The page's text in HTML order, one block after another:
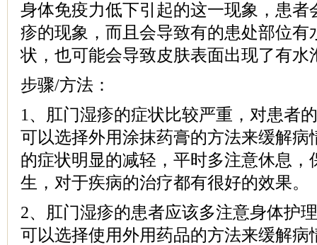
身体免疫力低下引起的这一现象，患者
疹的现象，而且会导致有的患处部位有
状，也可能会导致皮肤表面出现了有水
步骤/方法：
1、肛门湿疹的症状比较严重，对患者
可以选择外用涂抹药膏的方法来缓解病
的症状明显的减轻，平时多注意休息，
生，对于疾病的治疗都有很好的效果。
2、肛门湿疹的患者应该多注意身体护
可以选择使用外用药品的方法来缓解病